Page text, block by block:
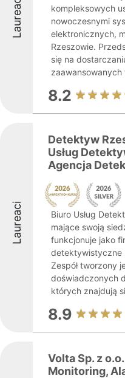
Laureaci
kompleksowych
nowoczesnymi
elektronicznych,
Rzeszowie.
się na
8.2
Laureaci
Detektyw
Usług
Agencja
Biuro Usług
mające swoją
funkcjonuje jako
detektywistyczne
Zespół tworzony
doświadczonych
których znajdują
8.9
Volta Sp. z
Monitoring,